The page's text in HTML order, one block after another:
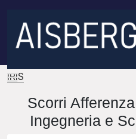
IRIS
Scorri
Ingegneria e